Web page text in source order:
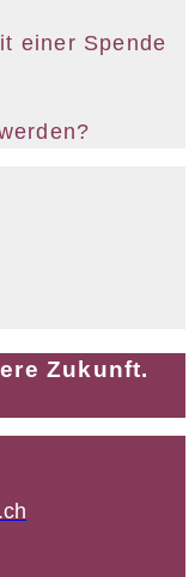
einer Spende
Zukunft.